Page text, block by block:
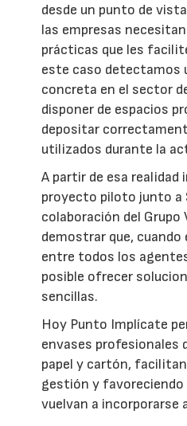
desde un punto de
las empresas
prácticas que les
este caso detectamos
concreta en el sector
disponer de espacios
depositar
utilizados durante la
A partir de esa realidad
proyecto piloto junto a
colaboración del Grupo
demostrar que,
entre todos los
posible ofrecer
sencillas.
Hoy Punto Implícate
envases profesionales
papel y cartón,
gestión y favoreciendo
vuelvan a incorporarse